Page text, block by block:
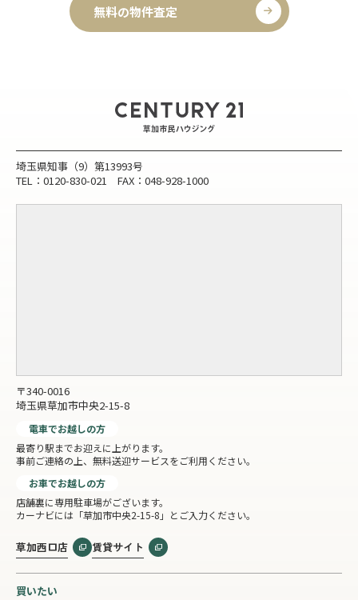
無料の物件査定
埼玉県知事（9）第13993号
TEL：0120-830-021 FAX：048-928-1000
〒340-0016
埼玉県草加市中央2-15-8
電車でお越しの方
最寄り駅までお迎えに上がります。
事前ご連絡の上、無料送迎サービスをご利用ください。
お車でお越しの方
店舗裏に専用駐車場がございます。
カーナビには「草加市中央2-15-8」とご入力ください。
草加西口店 賃貸サイト
買いたい